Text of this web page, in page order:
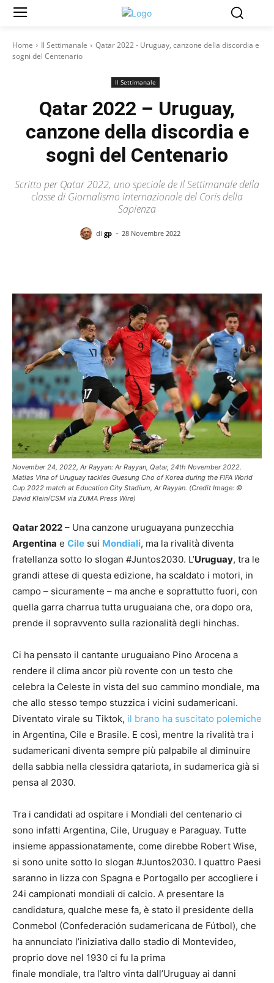
Home Il Settimanale
Qatar 2022 - Uruguay, canzone della discordia e
sogni del Centenario
Il Settimanale
Qatar 2022 – Uruguay,
canzone della discordia e
sogni del Centenario
Scritto per Qatar 2022, uno speciale de Il Settimanale della
classe di Giornalismo internazionale del Coris della
Sapienza
di gp - 28 Novembre 2022
November 24, 2022, Ar Rayyan: Ar Rayyan, Qatar, 24th November 2022.
Matias Vina of Uruguay tackles Guesung Cho of Korea during the FIFA World
Cup 2022 match at Education City Stadium, Ar Rayyan. (Credit Image: ©
David Klein/CSM via ZUMA Press Wire)
Qatar 2022 – Una canzone uruguayana punzecchia
Argentina e Cile sui Mondiali, ma la rivalità diventa
fratellanza sotto lo slogan #Juntos2030. L’Uruguay, tra le
grandi attese di questa edizione, ha scaldato i motori, in
campo – sicuramente – ma anche e soprattutto fuori, con
quella garra charrua tutta uruguaiana che, ora dopo ora,
prende il sopravvento sulla razionalità degli hinchas.
Ci ha pensato il cantante uruguaiano Pino Arocena a
rendere il clima ancor più rovente con un testo che
celebra la Celeste in vista del suo cammino mondiale, ma
che allo stesso tempo stuzzica i vicini sudamericani.
Diventato virale su Tiktok, il brano ha suscitato polemiche
in Argentina, Cile e Brasile. E così, mentre la rivalità tra i
sudamericani diventa sempre più palpabile al diminuire
della sabbia nella clessidra qatariota, in sudamerica già si
pensa al 2030.
Tra i candidati ad ospitare i Mondiali del centenario ci
sono infatti Argentina, Cile, Uruguay e Paraguay. Tutte
insieme appassionatamente, come direbbe Robert Wise,
si sono unite sotto lo slogan #Juntos2030. I quattro Paesi
saranno in lizza con Spagna e Portogallo per accogliere i
24i campionati mondiali di calcio. A presentare la
candidatura, qualche mese fa, è stato il presidente della
Conmebol (Confederación sudamericana de Fútbol), che
ha annunciato l’iniziativa dallo stadio di Montevideo,
proprio dove nel 1930 ci fu la prima
finale mondiale, tra l’altro vinta dall’Uruguay ai danni